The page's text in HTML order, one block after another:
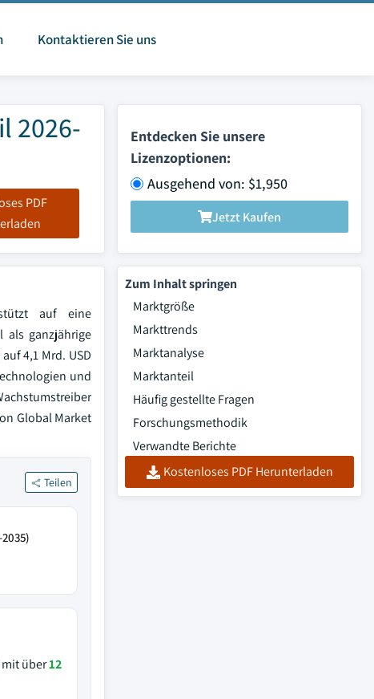
Kontaktieren Sie uns
2026-
PDF
Entdecken Sie unsere
Lizenzoptionen:
Ausgehend von: $1,950
Jetzt Kaufen
auf eine
als ganzjährige
4,1 Mrd. USD
und
Global Market
Teilen
mit über12
Zum Inhalt springen
Marktgröße
Markttrends
Marktanalyse
Marktanteil
Häufig gestellte Fragen
Forschungsmethodik
Verwandte Berichte
Kostenloses PDF Herunterladen